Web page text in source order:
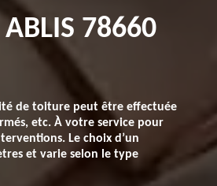
ABLIS 78660
de toiture peut être effectuée
etc. À votre service pour
Le choix d’un
et varie selon le type